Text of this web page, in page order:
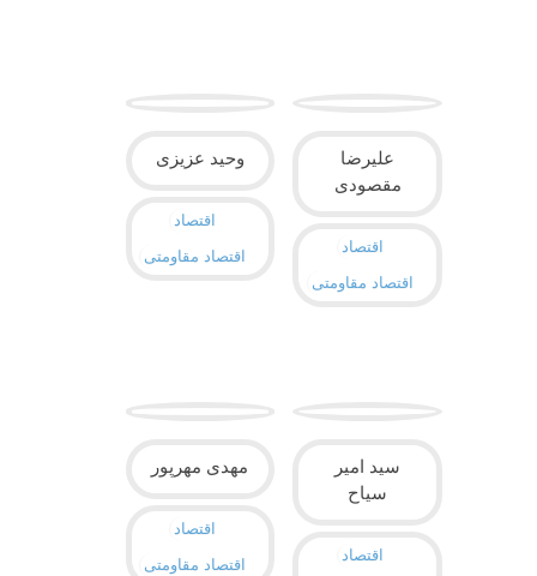
علیرضا
مقصودی
اقتصاد
اقتصاد مقاومتی
وحید عزیزی
اقتصاد
اقتصاد مقاومتی
سید امیر
سیاح
اقتصاد
مهدی مهرپور
اقتصاد
اقتصاد مقاومتی